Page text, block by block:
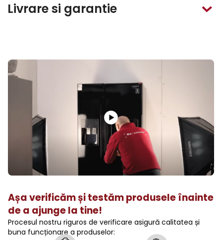
Livrare si garantie
Așa verificăm și testăm produsele înainte
de a ajunge la tine!
Procesul nostru riguros de verificare asigură calitatea și
buna funcționare a produselor: